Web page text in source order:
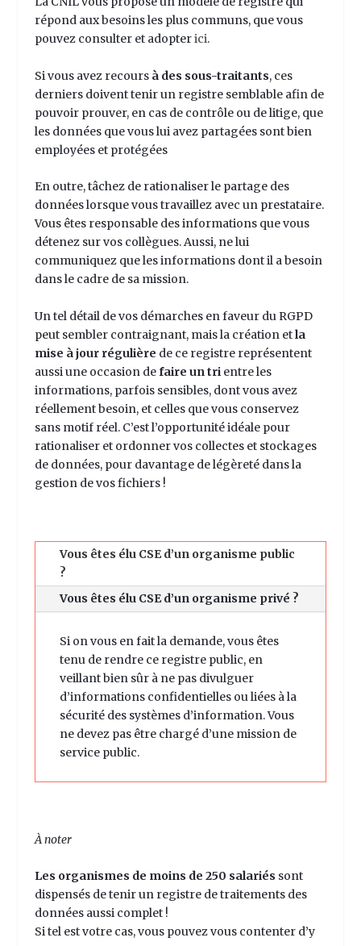
répond aux besoins les plus communs, que vous
pouvez consulter et adopterici.
Si vous avez recours à des sous-traitants, ces
derniers doivent tenir un registre semblable afin de
pouvoir prouver, en cas de contrôle ou de litige, que
les données que vous lui avez partagées sont bien
employées et protégées
En outre, tâchez de rationaliser le partage des
données lorsque vous travaillez avec un prestataire.
Vous êtes responsable des informations que vous
détenez sur vos collègues. Aussi, ne lui
communiquez que les informations dont il a besoin
dans le cadre de sa mission.
Un tel détail de vos démarches en faveur du RGPD
peut sembler contraignant, mais la création etla
mise à jour régulière de ce registre représentent
aussi une occasion defaire un trientre les
informations, parfois sensibles, dont vous avez
réellement besoin, et celles que vous conservez
sans motif réel. C’est l’opportunité idéale pour
rationaliser et ordonner vos collectes et stockages
de données, pour davantage de légèreté dans la
gestion de vos fichiers !
Vous êtes élu CSE d’un organisme public
?
Vous êtes élu CSE d’un organisme privé ?
Si on vous en fait la demande, vous êtes
tenu de rendre ce registre public, en
veillant bien sûr à ne pas divulguer
d’informations confidentielles ou liées à la
sécurité des systèmes d’information. Vous
ne devez pas être chargé d’une mission de
service public.
À noter
Les organismes de moins de 250 salariés sont
dispensés de tenir un registre de traitements des
données aussi complet !
Si tel est votre cas, vous pouvez vous contenter d’y